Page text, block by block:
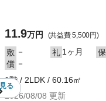
見る
11.9万円 (共益費 5,500円)
敷 － 礼 1ヶ月 保
償 －
1階 / 2LDK / 60.16㎡
2026/08/08 更新